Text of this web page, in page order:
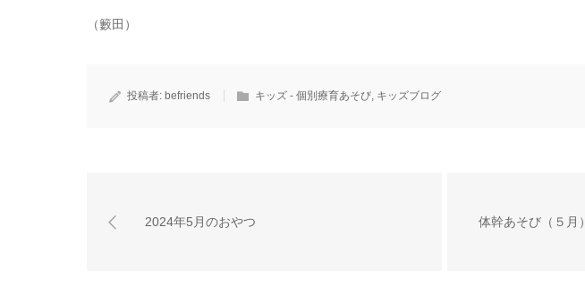
（籔田）
投稿者: befriends キッズ - 個別療育あそび, キッズブログ
2024年5月のおやつ 体幹あそび（５月）